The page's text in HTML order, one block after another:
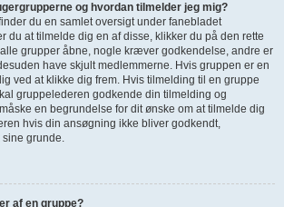
og hvordan tilmelder jeg mig?
du en samlet oversigt under fanebladet
du at tilmelde dig en af disse, klikker du på den rette
grupper åbne, nogle kræver godkendelse, andre er
have skjult medlemmerne. Hvis gruppen er en
ved at klikke dig frem. Hvis tilmelding til en gruppe
gruppelederen godkende din tilmelding og
en begrundelse for dit ønske om at tilmelde dig
hvis din ansøgning ikke bliver godkendt,
grunde.
af en gruppe?